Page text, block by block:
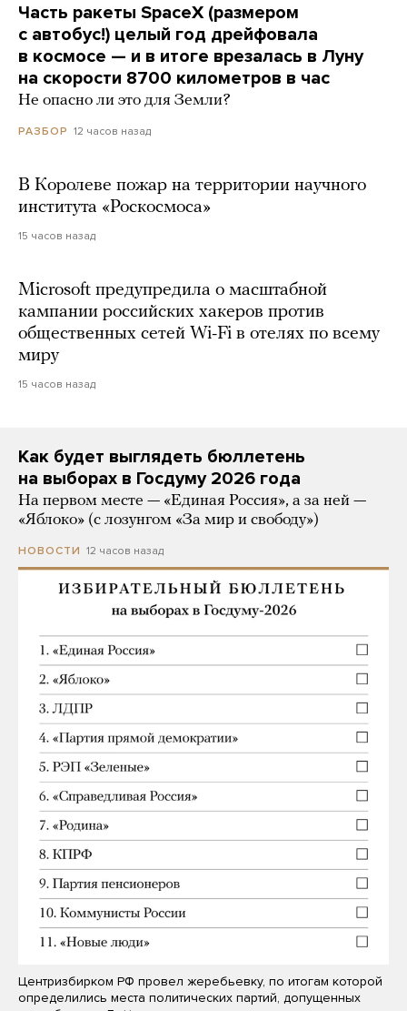
Часть ракеты SpaceX (размером
с автобус!) целый год дрейфовала
в космосе — и в итоге врезалась в Луну
на скорости 8700 километров в час
Не опасно ли это для Земли?
РАЗБОР 12 часов назад
В Королеве пожар на территории научного
института «Роскосмоса»
15 часов назад
Microsoft предупредила о масштабной
кампании российских хакеров против
общественных сетей Wi-Fi в отелях по всему
миру
15 часов назад
Как будет выглядеть бюллетень
на выборах в Госдуму 2026 года
На первом месте — «Единая Россия», а за ней —
«Яблоко» (с лозунгом «За мир и свободу»)
НОВОСТИ 12 часов назад
Центризбирком РФ провел жеребьевку, по итогам которой
определились места политических партий, допущенных